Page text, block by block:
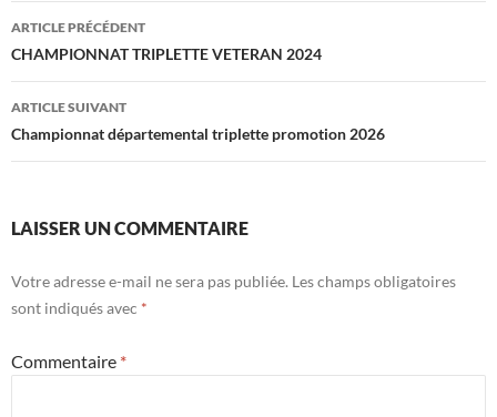
Navigation
des
articles
ARTICLE PRÉCÉDENT
CHAMPIONNAT TRIPLETTE VETERAN 2024
ARTICLE SUIVANT
Championnat départemental triplette promotion 2026
LAISSER UN COMMENTAIRE
Votre adresse e-mail ne sera pas publiée. Les champs obligatoires
sont indiqués avec *
Commentaire *